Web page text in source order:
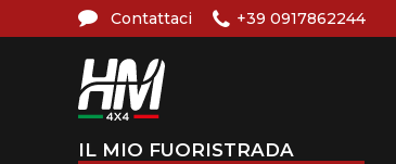
Contattaci +39 0917862244
IL MIO FUORISTRADA